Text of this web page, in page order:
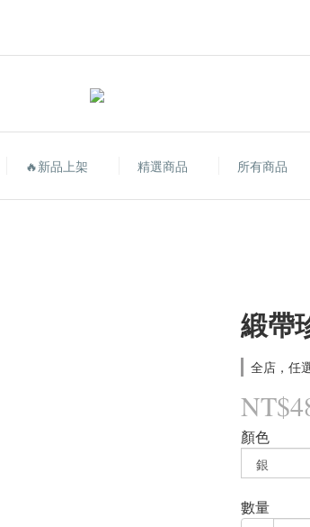
🔥新品上架 精選商品 所有商品
緞帶
全店，任
顏色
數量